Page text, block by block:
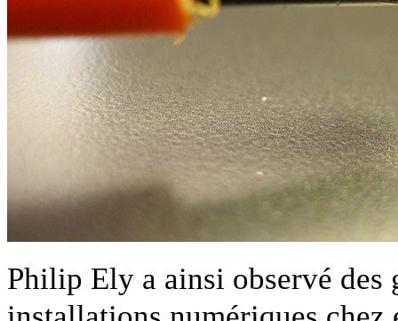
Philip Ely a ainsi observé des